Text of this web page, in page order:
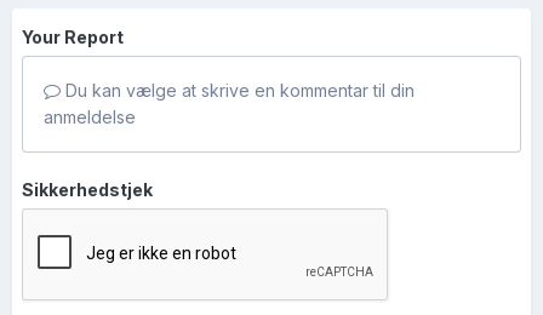
Your Report
Du kan vælge at skrive en kommentar til din
anmeldelse
Sikkerhedstjek